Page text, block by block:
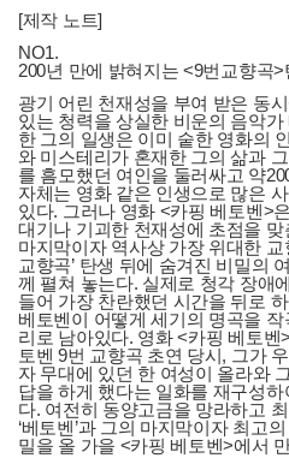
[제작 노트]
NO1.
200년 만에 밝혀지는 <9번교향곡
광기 어린 천재성을 부여 받은 동
있는 청력을 상실한 비운의 음악
한 그의 일생은 이미 숱한 영화의
와 미스테리가 혼재한 그의 삶과
를 흠모했던 여인을 둘러싸고 약
자체는 영화 같은 인생으로 많은
있다. 그러나 영화 <카핑 베토벤>
대기나 기괴한 천재성에 초점을
마지막이자 역사상 가장 위대한
교향곡’ 탄생 뒤에 숨겨진 비밀의
께 펼쳐 놓는다. 실제로 청각 장애
들어 가장 찬란했던 시간을 뒤로
베토벤이 어떻게 세기의 명곡을
리로 남아있다. 영화 <카핑 베토
토벤 9번 교향곡 초연 당시, 그가
자 무대에 있던 한 여성이 올라와
답을 하게 했다는 일화를 재구성
다. 여전히 동양고금을 망라하고
‘베토벤’과 그의 마지막이자 최고
밀을 올 가을 <카핑 베토벤>에서